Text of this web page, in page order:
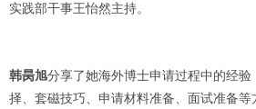
实践部干事王怡然主持。
韩昺旭分享了她海外博士申请过程中的经
择、套磁技巧、申请材料准备、面试准备等